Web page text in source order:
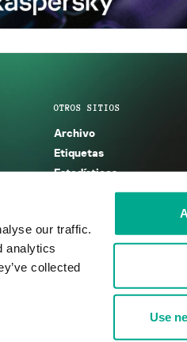
our traffic.
analytics
collected
Use
OTROS SITIOS
Archivo
Etiquetas
Estadísticas
Enciclopedia
KSB 2025
Acuerdo de licencia